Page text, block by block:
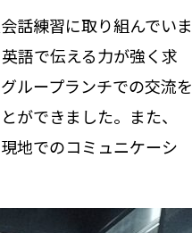
話練習に取り組んでいま
語で伝える力が強く求
ループランチでの交流を
ができました。また、
地でのコミュニケーシ